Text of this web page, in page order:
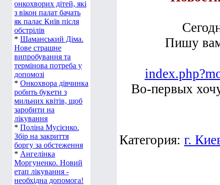
онкохворих дітей, які
з вікон палат бачать
як палає Київ після
обстрілів
* Шаманський Діма.
Нове страшне
випробування та
термінова потреба у
допомозі
* Онкохвора дівчинка
робить букети з
мильних квітів, щоб
заробити на
лікування
* Поліна Мусієнко.
Збір на закриття
боргу за обстеження
* Ангелінка
Моргуненко. Новий
етап лікування -
необхідна допомога!
Пишу
Во-первых
Категория: г.